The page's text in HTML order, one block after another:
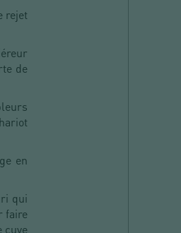
rejet
de
en
qui
faire
cuve